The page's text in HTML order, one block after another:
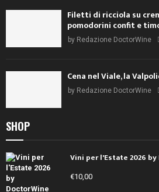
Filetti di ricciola su
pomodorini confit e
by Redazione DoctorWine
Cena nel Viale, la
by Redazione DoctorWine
SHOP
Vini per l'Estate 2026
€10,00